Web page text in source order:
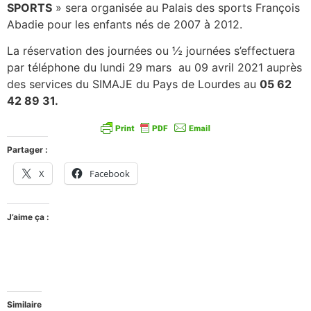
SPORTS » sera organisée au Palais des sports François
Abadie pour les enfants nés de 2007 à 2012.
La réservation des journées ou ½ journées s’effectuera
par téléphone du lundi 29 mars au 09 avril 2021 auprès
des services du SIMAJE du Pays de Lourdes au 05 62
42 89 31.
Partager :
X Facebook
J’aime ça :
Similaire